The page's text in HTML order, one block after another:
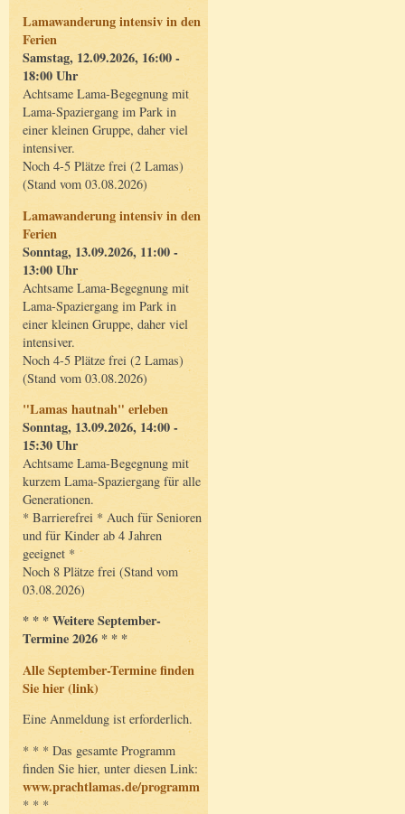
Lamawanderung intensiv in den
Ferien
Samstag, 12.09.2026, 16:00 -
18:00 Uhr
Achtsame Lama-Begegnung mit
Lama-Spaziergang im Park in
einer kleinen Gruppe, daher viel
intensiver.
Noch 4-5 Plätze frei (2 Lamas)
(Stand vom 03.08.2026)
Lamawanderung intensiv in den
Ferien
Sonntag, 13.09.2026, 11:00 -
13:00 Uhr
Achtsame Lama-Begegnung mit
Lama-Spaziergang im Park in
einer kleinen Gruppe, daher viel
intensiver.
Noch 4-5 Plätze frei (2 Lamas)
(Stand vom 03.08.2026)
"Lamas hautnah" erleben
Sonntag, 13.09.2026, 14:00 -
15:30 Uhr
Achtsame Lama-Begegnung mit
kurzem Lama-Spaziergang für alle
Generationen.
* Barrierefrei * Auch für Senioren
und für Kinder ab 4 Jahren
geeignet *
Noch 8 Plätze frei (Stand vom
03.08.2026)
* * * Weitere September-
Termine 2026 * * *
Alle September-Termine finden
Sie hier (link)
Eine Anmeldung ist erforderlich.
* * * Das gesamte Programm
finden Sie hier, unter diesen Link:
www.prachtlamas.de/programm
* * *